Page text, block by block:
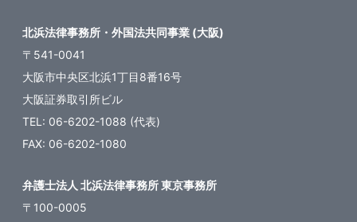
北浜法律事務所・外国法共同事業 (大阪)
〒541-0041
大阪市中央区北浜1丁目8番16号
大阪証券取引所ビル
TEL: 06-6202-1088 (代表)
FAX: 06-6202-1080
弁護士法人 北浜法律事務所 東京事務所
〒100-0005